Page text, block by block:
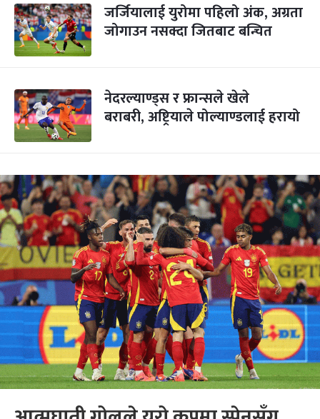
जर्जियालाई युरोमा पहिलो अंक, अग्रता
जोगाउन नसक्दा जितबाट बन्चित
नेदरल्याण्ड्स र फ्रान्सले खेले
बराबरी, अष्ट्रियाले पोल्याण्डलाई हरायो